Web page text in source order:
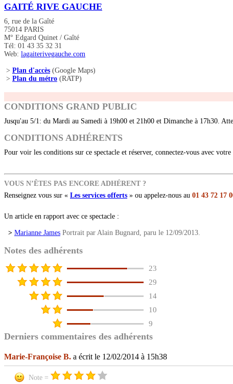
GAITÉ RIVE GAUCHE
6, rue de la Gaîté
75014 PARIS
M° Edgard Quinet / Gaîté
Tél: 01 43 35 32 31
Web: lagaiterivegauche.com
> Plan d'accès (Google Maps)
> Plan du métro (RATP)
CONDITIONS GRAND PUBLIC
Jusqu'au 5/1: du Mardi au Samedi à 19h00 et 21h00 et Dimanche à 17h30.
CONDITIONS ADHÉRENTS
Pour voir les conditions sur ce spectacle et réserver, connectez-vous avec votre
VOUS N’ÊTES PAS ENCORE ADHÉRENT ?
Renseignez vous sur « Les services offerts » ou appelez-nous au 01 43 72 17
Un article en rapport avec ce spectacle :
> Marianne James Portrait par Alain Bugnard, paru le 12/09/2013.
Notes des adhérents
23
29
14
10
9
Derniers commentaires des adhérents
Marie-Françoise B. a écrit le 12/02/2014 à 15h38
Note =